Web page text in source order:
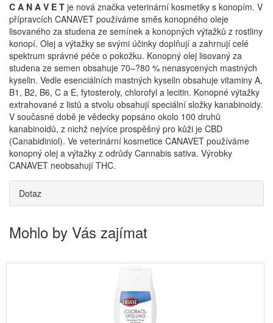
C A N A V E T je nová značka veterinární kosmetiky s konopím. V
přípravcích CANAVET používáme směs konopného oleje
lisovaného za studena ze semínek a konopných výtažků z rostliny
konopí. Olej a výtažky se svými účinky doplňují a zahrnují celé
spektrum správné péče o pokožku. Konopný olej lisovaný za
studena ze semen obsahuje 70–?80 % nenasycených mastných
kyselin. Vedle esenciálních mastných kyselin obsahuje vitaminy A,
B1, B2, B6, C a E, fytosteroly, chlorofyl a lecitin. Konopné výtažky
extrahované z listů a stvolu obsahují speciální složky kanabinoidy.
V současné době je vědecky popsáno okolo 100 druhů
kanabinoidů, z nichž nejvíce prospěšný pro kůži je CBD
(Canabidiniol). Ve veterinární kosmetice CANAVET používáme
konopný olej a výtažky z odrůdy Cannabis sativa. Výrobky
CANAVET neobsahují THC.
Dotaz
Mohlo by Vás zajímat